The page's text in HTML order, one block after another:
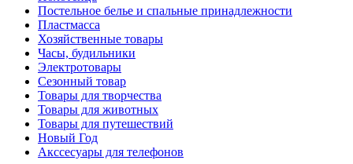
Постельное белье и спальные принадлежности
Пластмасса
Хозяйственные товары
Часы, будильники
Электротовары
Сезонный товар
Товары для творчества
Товары для животных
Товары для путешествий
Новый Год
Акссесуары для телефонов